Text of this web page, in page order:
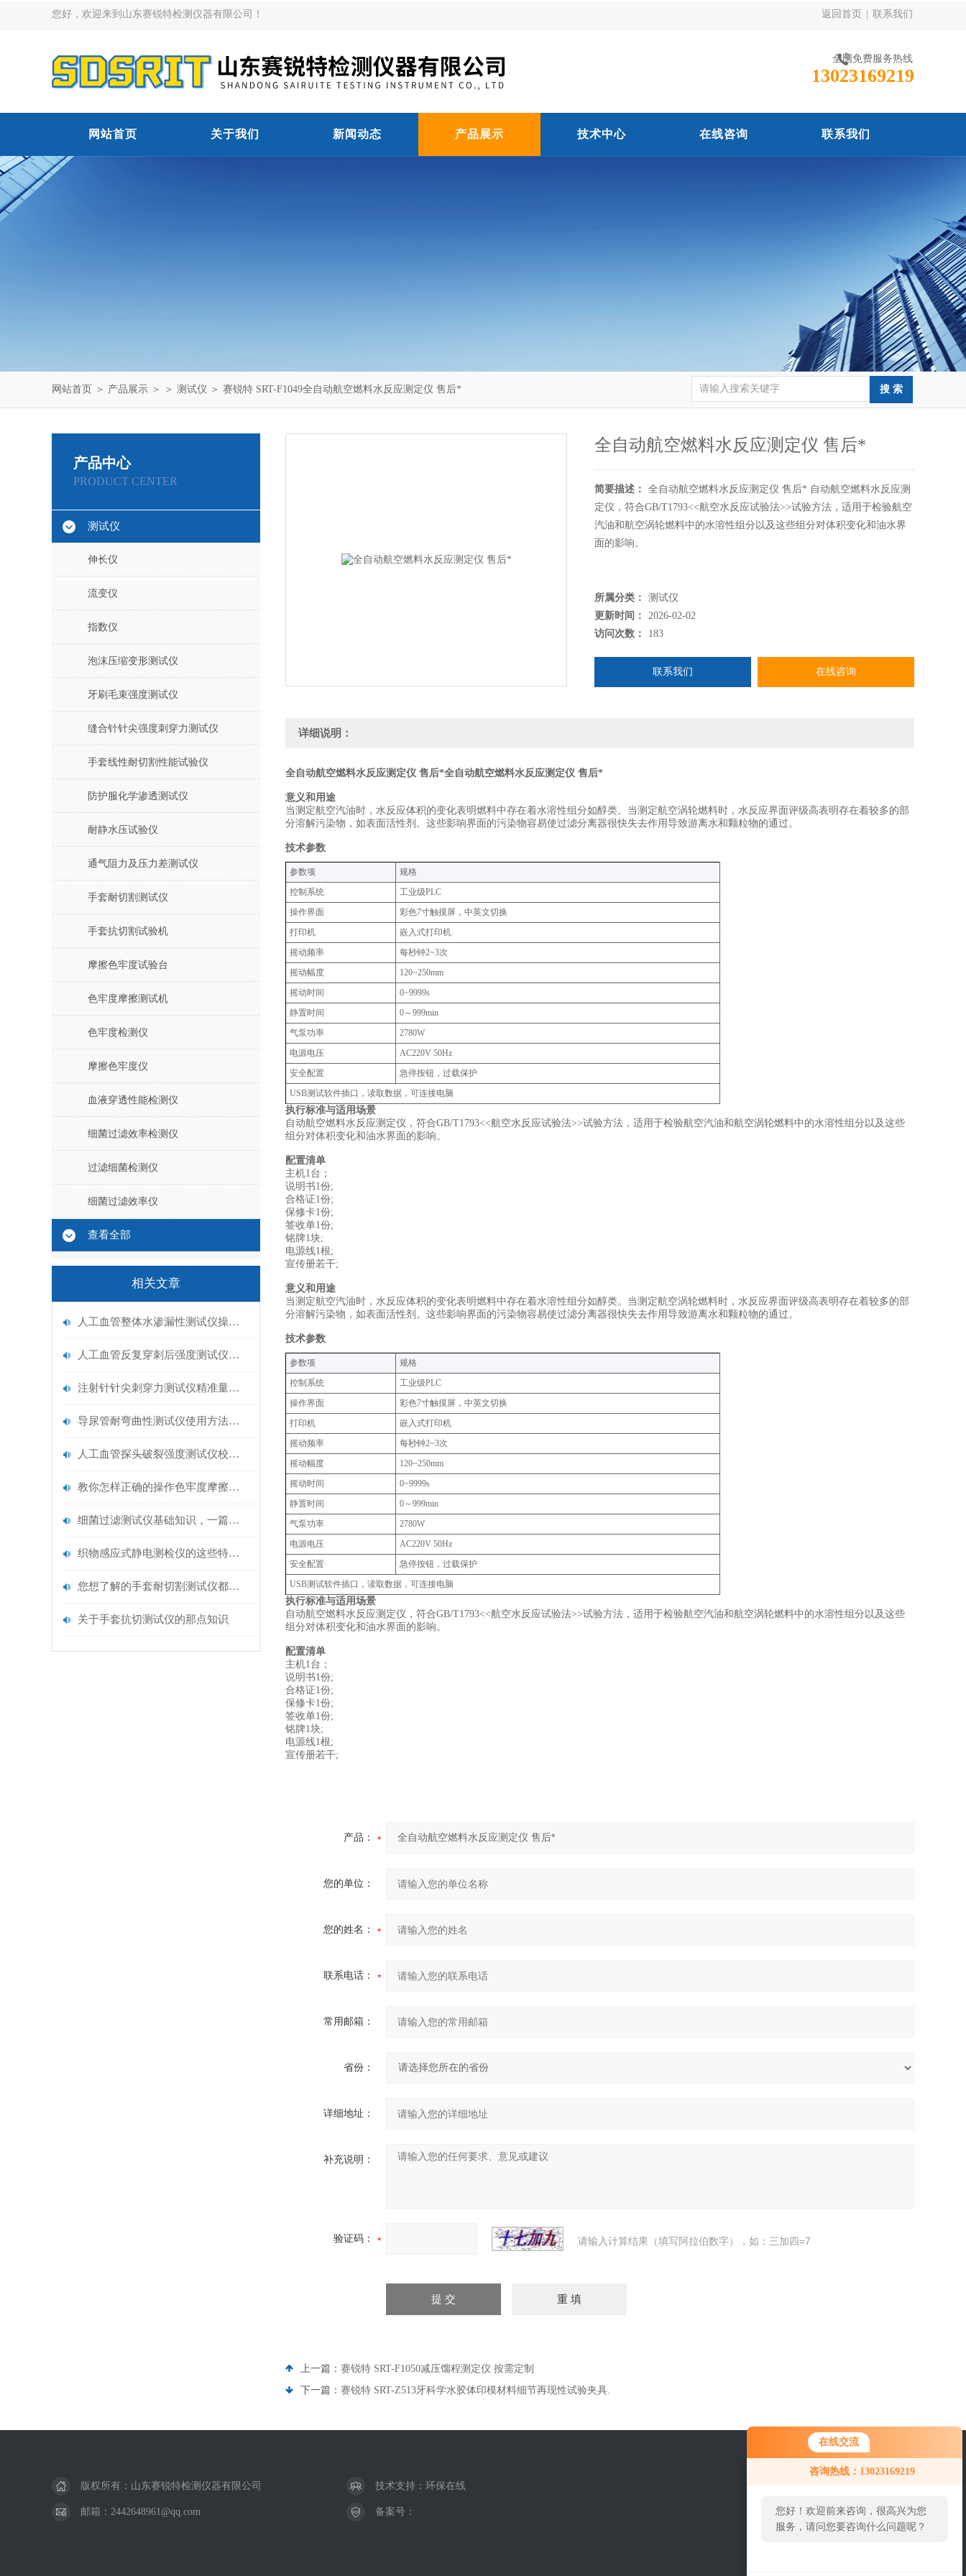
在线交流
咨询热线：13023169219
您好！欢迎前来咨询，很高兴为您
服务，请问您要咨询什么问题呢？
您好，欢迎来到山东赛锐特检测仪器有限公司！ 返回首页 联系我们
全国免费服务热线
13023169219
网站首页 关于我们 新闻动态 产品展示 技术中心 在线咨询 联系我们
网站首页 ＞ 产品展示 ＞ ＞ 测试仪 ＞ 赛锐特 SRT-F1049全自动航空燃料水反应测定仪 售后*
产品中心
PRODUCT CENTER
测试仪
伸长仪
流变仪
指数仪
泡沫压缩变形测试仪
牙刷毛束强度测试仪
缝合针针尖强度刺穿力测试仪
手套线性耐切割性能试验仪
防护服化学渗透测试仪
耐静水压试验仪
通气阻力及压力差测试仪
手套耐切割测试仪
手套抗切割试验机
摩擦色牢度试验台
色牢度摩擦测试机
色牢度检测仪
摩擦色牢度仪
血液穿透性能检测仪
细菌过滤效率检测仪
过滤细菌检测仪
细菌过滤效率仪
查看全部
相关文章
人工血管整体水渗漏性测试仪操作中最容易出错的步骤
人工血管反复穿刺后强度测试仪是什么？透析患者的“生命管“质量靠它把关！
注射针针尖刺穿力测试仪精准量化针尖锋利度，构筑临床安全防线
导尿管耐弯曲性测试仪使用方法与操作规范
人工血管探头破裂强度测试仪校准规范：精准赋能医疗安全的技术基准
教你怎样正确的操作色牢度摩擦测试机
细菌过滤测试仪基础知识，一篇搞定
织物感应式静电测检仪的这些特点很少有人都知道
您想了解的手套耐切割测试仪都在这里了
关于手套抗切测试仪的那点知识
全自动航空燃料水反应测定仪 售后*
简要描述：
全自动航空燃料水反应测定仪 售后* 自动航空燃料水反应测
定仪，符合GB/T1793<<航空水反应试验法>>试验方法，适用于检验航空
汽油和航空涡轮燃料中的水溶性组分以及这些组分对体积变化和油水界
面的影响。
所属分类：
测试仪
更新时间：
2026-02-02
访问次数：
183
联系我们 在线咨询
详细说明：
全自动航空燃料水反应测定仪 售后*全自动航空燃料水反应测定仪 售后*
意义和用途
当测定航空汽油时，水反应体积的变化表明燃料中存在着水溶性组分如醇类。当测定航空涡轮燃料时，水反应界面评级高表明存在着较多的部
分溶解污染物，如表面活性剂。这些影响界面的污染物容易使过滤分离器很快失去作用导致游离水和颗粒物的通过。
技术参数
‌参数项‌
规格‌
控制系统
工业级PLC
操作界面
彩色7寸触摸屏，中英文切换
打印机
嵌入式打印机
摇动频率
每秒钟2~3次
摇动幅度
120~250mm
摇动时间
0~9999s
静置时间
0～999min
气泵功率
2780W
电源电压
AC220V 50Hz
安全配置
急停按钮，过载保护
USB测试软件插口，读取数据，可连接电脑
执行标准与适用场景
自动航空燃料水反应测定仪，符合GB/T1793<<航空水反应试验法>>试验方法，适用于检验航空汽油和航空涡轮燃料中的水溶性组分以及这些
组分对体积变化和油水界面的影响。
配置清单
主机1台；
说明书1份;
合格证1份;
保修卡1份;
签收单1份;
铭牌1块;
电源线1根;
宣传册若干;
意义和用途
当测定航空汽油时，水反应体积的变化表明燃料中存在着水溶性组分如醇类。当测定航空涡轮燃料时，水反应界面评级高表明存在着较多的部
分溶解污染物，如表面活性剂。这些影响界面的污染物容易使过滤分离器很快失去作用导致游离水和颗粒物的通过。
技术参数
‌参数项‌
规格‌
控制系统
工业级PLC
操作界面
彩色7寸触摸屏，中英文切换
打印机
嵌入式打印机
摇动频率
每秒钟2~3次
摇动幅度
120~250mm
摇动时间
0~9999s
静置时间
0～999min
气泵功率
2780W
电源电压
AC220V 50Hz
安全配置
急停按钮，过载保护
USB测试软件插口，读取数据，可连接电脑
执行标准与适用场景
自动航空燃料水反应测定仪，符合GB/T1793<<航空水反应试验法>>试验方法，适用于检验航空汽油和航空涡轮燃料中的水溶性组分以及这些
组分对体积变化和油水界面的影响。
配置清单
主机1台；
说明书1份;
合格证1份;
保修卡1份;
签收单1份;
铭牌1块;
电源线1根;
宣传册若干;
产品：
您的单位：
您的姓名：
联系电话：
常用邮箱：
省份：
详细地址：
补充说明：
验证码： 请输入计算结果（填写阿拉伯数字），如：三加四=7
上一篇： 赛锐特 SRT-F1050减压馏程测定仪 按需定制
下一篇： 赛锐特 SRT-Z513牙科学水胶体印模材料细节再现性试验夹具.
版权所有：山东赛锐特检测仪器有限公司 技术支持： 环保在线
邮箱：2442648961@qq.com 备案号：